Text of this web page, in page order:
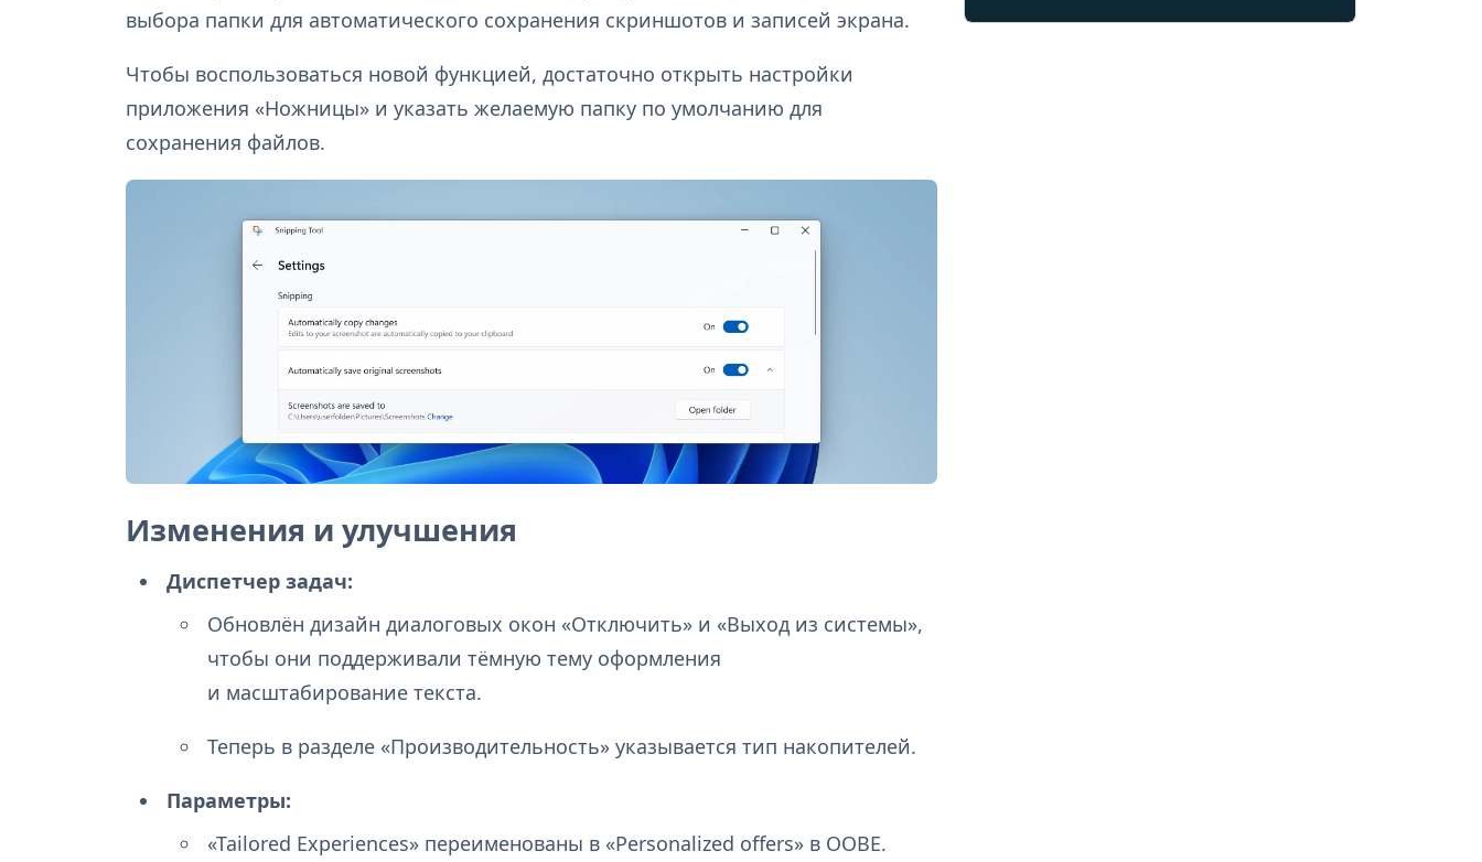
выбора папки для автоматического сохранения скриншотов и записей экрана.
Чтобы воспользоваться новой функцией, достаточно открыть настройки
приложения «Ножницы» и указать желаемую папку по умолчанию для
сохранения файлов.
Изменения и улучшения
Диспетчер задач:
Обновлён дизайн диалоговых окон «Отключить» и «Выход из системы»,
чтобы они поддерживали тёмную тему оформления
и масштабирование текста.
Теперь в разделе «Производительность» указывается тип накопителей.
Параметры:
«Tailored Experiences» переименованы в «Personalized offers» в OOBE.